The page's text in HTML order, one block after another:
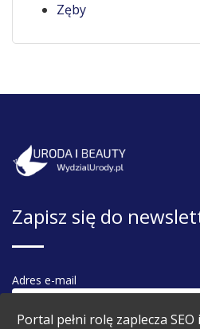
Portal pełni rolę zaplecza
Zęby
Zapisz się do
Adres e-mail